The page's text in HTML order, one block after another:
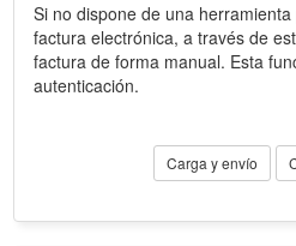
Si no dispone de una
factura electrónica, a través de
factura de forma manual. Esta
autenticación.
Carga y envío